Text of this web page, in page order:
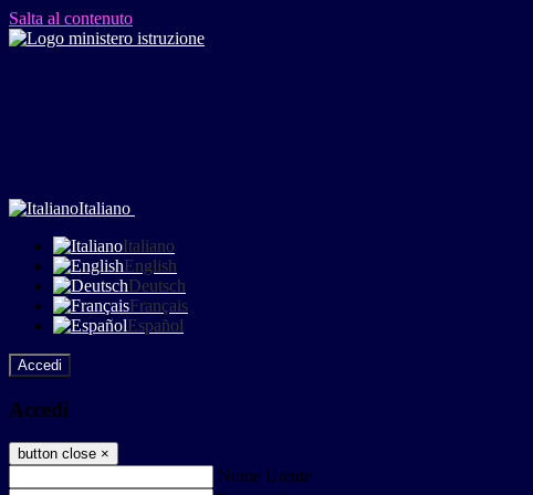
Salta al contenuto
Italiano
Italiano
English
Deutsch
Français
Español
Accedi
Accedi
button close ×
Nome Utente